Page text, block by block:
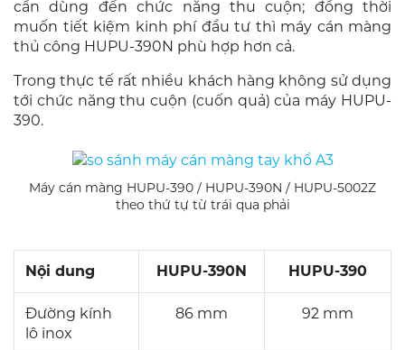
cần dùng đến chức năng thu cuộn; đồng thời
muốn tiết kiệm kinh phí đầu tư thì máy cán màng
thủ công HUPU-390N phù hợp hơn cả.
Trong thực tế rất nhiều khách hàng không sử dụng
tới chức năng thu cuộn (cuốn quả) của máy HUPU-
390.
Máy cán màng HUPU-390 / HUPU-390N / HUPU-5002Z
theo thứ tự từ trái qua phải
Nội dung HUPU-390N HUPU-390
Đường kính
lô inox
86 mm 92 mm